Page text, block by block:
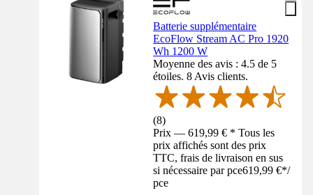
Batterie supplémentaire
EcoFlow Stream AC Pro 1920
Wh 1200 W
Moyenne des avis : 4.5 de 5
étoiles. 8 Avis clients.
(8)
Prix — 619,99 € * Tous les
prix affichés sont des prix
TTC, frais de livraison en sus
si nécessaire par pce619,99 €*/
pce